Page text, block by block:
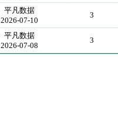
平凡数据
2026-07-10
3
平凡数据
2026-07-08
3